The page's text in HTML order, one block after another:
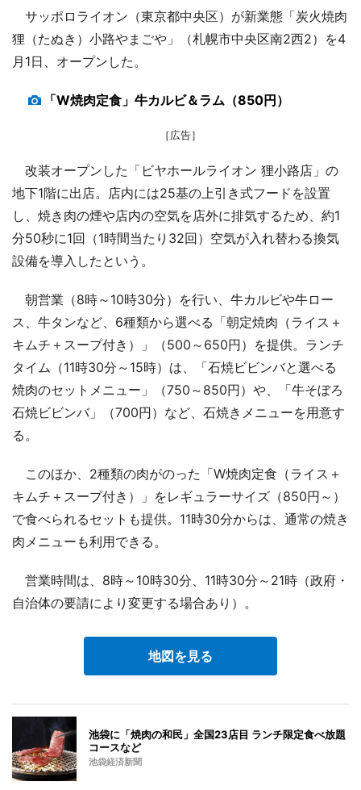
サッポロライオン（東京都中央区）が新業態「炭火焼肉
狸（たぬき）小路やまごや」（札幌市中央区南2西2）を4
月1日、オープンした。
「W焼肉定食」牛カルビ＆ラム（850円）
［広告］
改装オープンした「ビヤホールライオン 狸小路店」の
地下1階に出店。店内には25基の上引き式フードを設置
し、焼き肉の煙や店内の空気を店外に排気するため、約1
分50秒に1回（1時間当たり32回）空気が入れ替わる換気
設備を導入したという。
朝営業（8時～10時30分）を行い、牛カルビや牛ロー
ス、牛タンなど、6種類から選べる「朝定焼肉（ライス＋
キムチ＋スープ付き）」（500～650円）を提供。ランチ
タイム（11時30分～15時）は、「石焼ビビンバと選べる
焼肉のセットメニュー」（750～850円）や、「牛そぼろ
石焼ビビンバ」（700円）など、石焼きメニューを用意す
る。
このほか、2種類の肉がのった「W焼肉定食（ライス＋
キムチ＋スープ付き）」をレギュラーサイズ（850円～）
で食べられるセットも提供。11時30分からは、通常の焼き
肉メニューも利用できる。
営業時間は、8時～10時30分、11時30分～21時（政府・
自治体の要請により変更する場合あり）。
地図を見る
池袋に「焼肉の和民」全国23店目 ランチ限定食べ放題
コースなど
池袋経済新聞